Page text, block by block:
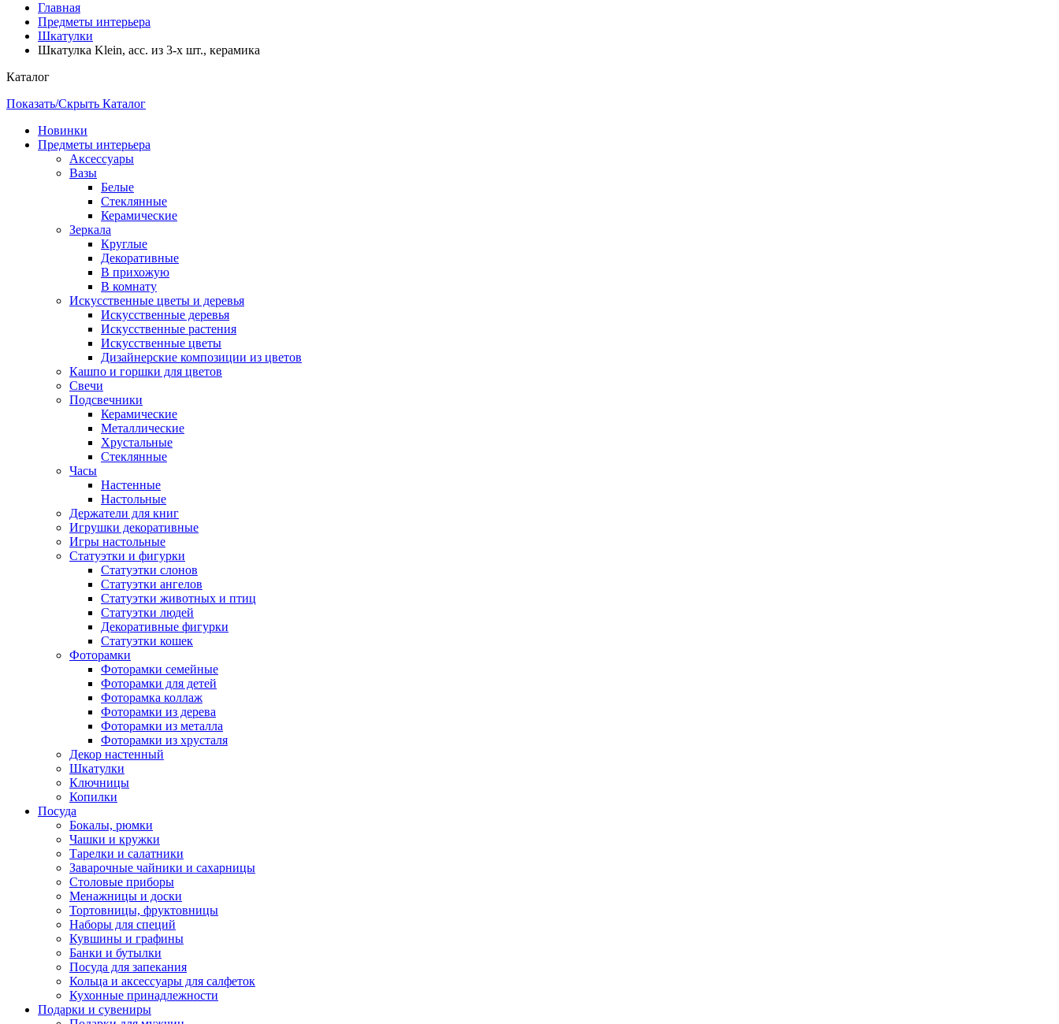
Главная
Предметы интерьера
Шкатулки
Шкатулка Klein, асс. из 3-х шт., керамика
Каталог
Показать/Скрыть Каталог
Новинки
Предметы интерьера
Аксессуары
Вазы
Белые
Стеклянные
Керамические
Зеркала
Круглые
Декоративные
В прихожую
В комнату
Искусственные цветы и деревья
Искусственные деревья
Искусственные растения
Искусственные цветы
Дизайнерские композиции из цветов
Кашпо и горшки для цветов
Свечи
Подсвечники
Керамические
Металлические
Хрустальные
Стеклянные
Часы
Настенные
Настольные
Держатели для книг
Игрушки декоративные
Игры настольные
Статуэтки и фигурки
Статуэтки слонов
Статуэтки ангелов
Статуэтки животных и птиц
Статуэтки людей
Декоративные фигурки
Статуэтки кошек
Фоторамки
Фоторамки семейные
Фоторамки для детей
Фоторамка коллаж
Фоторамки из дерева
Фоторамки из металла
Фоторамки из хрусталя
Декор настенный
Шкатулки
Ключницы
Копилки
Посуда
Бокалы, рюмки
Чашки и кружки
Тарелки и салатники
Заварочные чайники и сахарницы
Столовые приборы
Менажницы и доски
Тортовницы, фруктовницы
Наборы для специй
Кувшины и графины
Банки и бутылки
Посуда для запекания
Кольца и аксессуары для салфеток
Кухонные принадлежности
Подарки и сувениры